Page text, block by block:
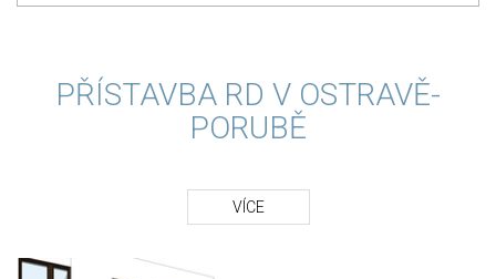
PŘÍSTAVBA RD V OSTRAVĚ-
PORUBĚ
VÍCE